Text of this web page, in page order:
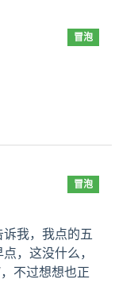
冒泡
冒泡
我，我点的五
，这没什么，
不过想想也正